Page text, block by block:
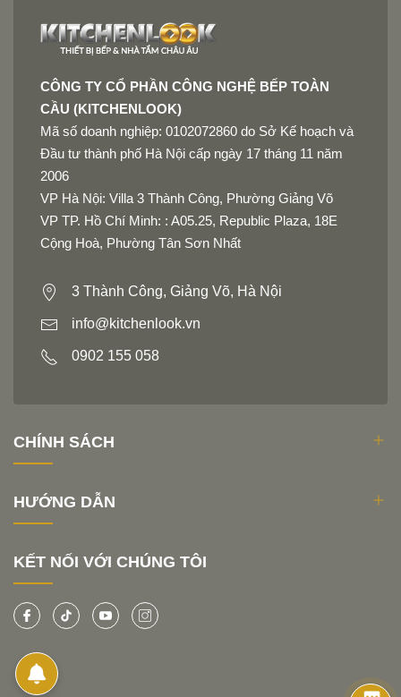
CÔNG TY CỔ PHẦN CÔNG NGHỆ BẾP TOÀN
CẦU (KITCHENLOOK)
Mã số doanh nghiệp: 0102072860 do Sở Kế hoạch và
Đầu tư thành phố Hà Nội cấp ngày 17 tháng 11 năm
2006
VP Hà Nội: Villa 3 Thành Công, Phường Giảng Võ
VP TP. Hồ Chí Minh: : A05.25, Republic Plaza, 18E
Cộng Hoà, Phường Tân Sơn Nhất
3 Thành Công, Giảng Võ, Hà Nội
info@kitchenlook.vn
0902 155 058
CHÍNH SÁCH
HƯỚNG DẪN
KẾT NỐI VỚI CHÚNG TÔI